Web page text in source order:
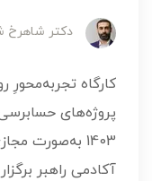
دکتر شاهرخ
کارگاه
پروژه‌های
1403 به‌صورت
آکادمی راهبر